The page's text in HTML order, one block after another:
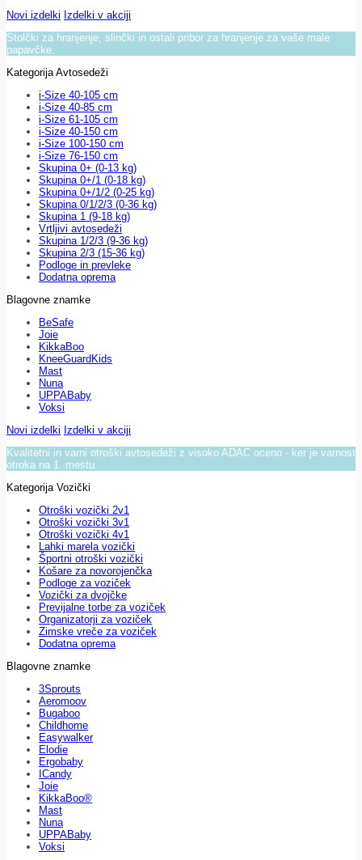
Novi izdelki Izdelki v akciji
Stolčki za hranjenje, slinčki in ostali pribor za hranjenje za vaše male
papavčke.
Kategorija Avtosedeži
i-Size 40-105 cm
i-Size 40-85 cm
i-Size 61-105 cm
i-Size 40-150 cm
i-Size 100-150 cm
i-Size 76-150 cm
Skupina 0+ (0-13 kg)
Skupina 0+/1 (0-18 kg)
Skupina 0+/1/2 (0-25 kg)
Skupina 0/1/2/3 (0-36 kg)
Skupina 1 (9-18 kg)
Vrtljivi avtosedeži
Skupina 1/2/3 (9-36 kg)
Skupina 2/3 (15-36 kg)
Podloge in prevleke
Dodatna oprema
Blagovne znamke
BeSafe
Joie
KikkaBoo
KneeGuardKids
Mast
Nuna
UPPABaby
Voksi
Novi izdelki Izdelki v akciji
Kvalitetni in varni otroški avtosedeži z visoko ADAC oceno - ker je varnost
otroka na 1. mestu.
Kategorija Vozički
Otroški vozički 2v1
Otroški vozički 3v1
Otroški vozički 4v1
Lahki marela vozički
Športni otroški vozički
Košare za novorojenčka
Podloge za voziček
Vozički za dvojčke
Previjalne torbe za voziček
Organizatorji za voziček
Zimske vreče za voziček
Dodatna oprema
Blagovne znamke
3Sprouts
Aeromoov
Bugaboo
Childhome
Easywalker
Elodie
Ergobaby
ICandy
Joie
KikkaBoo®
Mast
Nuna
UPPABaby
Voksi